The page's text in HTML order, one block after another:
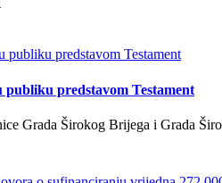
predstavom Testament
Grada Širokog Brijega i Grada